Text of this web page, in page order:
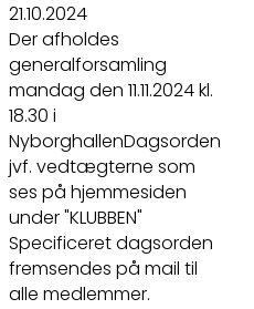
21.10.2024
Der afholdes
generalforsamling
mandag den 11.11.2024 kl.
18.30 i
NyborghallenDagsorden
jvf. vedtægterne som
ses på hjemmesiden
under "KLUBBEN"
Specificeret dagsorden
fremsendes på mail til
alle medlemmer.